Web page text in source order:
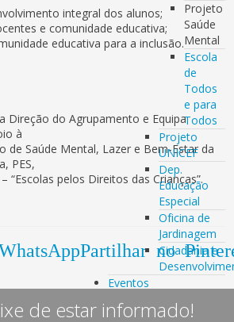
Projeto
Saúde
Mental
Escola
de
Todos
e para
Todos
Projeto
UNICEF
Dep.
Educação
Especial
Oficina de
Jardinagem
Cidadania e
Eventos
integral dos alunos;
e comunidade educativa;
educativa para a inclusão.
Direção do Agrupamento e Equipa
à
de Saúde Mental, Lazer e Bem-Estar da
PES,
“Escolas pelos Direitos das Crianças”.
Partilhar no
de estar informado!